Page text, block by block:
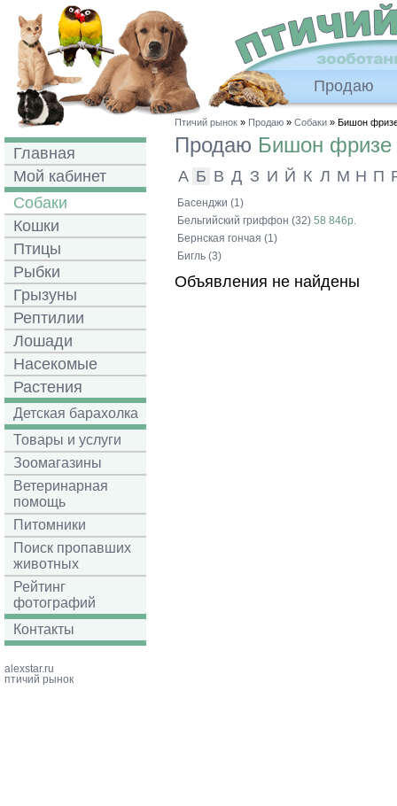
Продаю
Главная
Мой кабинет
Собаки
Кошки
Птицы
Рыбки
Грызуны
Рептилии
Лошади
Насекомые
Растения
Детская барахолка
Товары и услуги
Зоомагазины
Ветеринарная
помощь
Питомники
Поиск пропавших
животных
Рейтинг
фотографий
Контакты
Птичий рынок » Продаю » Собаки » Бишон
Продаю Бишон фризе
А Б В Д З И Й К Л М Н П
Басенджи (1)
Бельгийский гриффон (32) 58 846р.
Бернская гончая (1)
Бигль (3)
Объявления не найдены
alexstar.ru
птичий рынок